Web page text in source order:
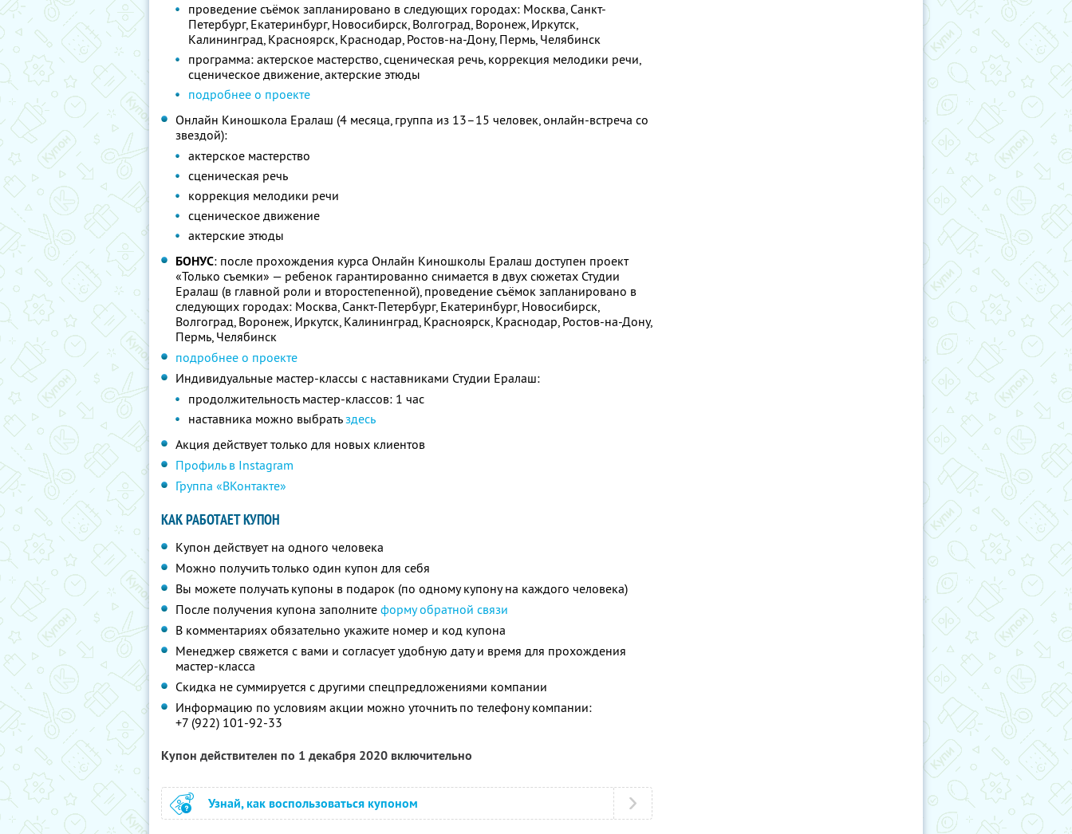
проведение съёмок запланировано в следующих городах: Москва, Санкт-
Петербург, Екатеринбург, Новосибирск, Волгоград, Воронеж, Иркутск,
Калининград, Красноярск, Краснодар, Ростов-на-Дону, Пермь, Челябинск
программа: актерское мастерство, сценическая речь, коррекция мелодики речи,
сценическое движение, актерские этюды
подробнее о проекте
Онлайн Киношкола Ералаш (4 месяца, группа из 13–15 человек, онлайн-встреча со
звездой):
актерское мастерство
сценическая речь
коррекция мелодики речи
сценическое движение
актерские этюды
БОНУС: после прохождения курса Онлайн Киношколы Ералаш доступен проект
«Только съемки» — ребенок гарантированно снимается в двух сюжетах Студии
Ералаш (в главной роли и второстепенной), проведение съёмок запланировано в
следующих городах: Москва, Санкт-Петербург, Екатеринбург, Новосибирск,
Волгоград, Воронеж, Иркутск, Калининград, Красноярск, Краснодар, Ростов-на-Дону,
Пермь, Челябинск
подробнее о проекте
Индивидуальные мастер-классы с наставниками Студии Ералаш:
продолжительность мастер-классов: 1 час
наставника можно выбратьздесь
Акция действует только для новых клиентов
Профиль в Instagram
Группа «ВКонтакте»
КАК РАБОТАЕТ КУПОН
Купон действует на одного человека
Можно получить только один купон для себя
Вы можете получать купоны в подарок (по одному купону на каждого человека)
После получения купона заполните форму обратной связи
В комментариях обязательно укажите номер и код купона
Менеджер свяжется с вами и согласует удобную дату и время для прохождения
мастер-класса
Скидка не суммируется с другими спецпредложениями компании
Информацию по условиям акции можно уточнить по телефону компании:
+7 (922) 101-92-33
Купон действителен по 1 декабря 2020 включительно
Узнай, как воспользоваться купоном